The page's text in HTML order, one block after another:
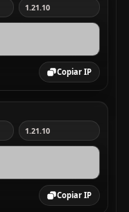
Copiar IP
1.21.10
Copiar IP
1.21.10